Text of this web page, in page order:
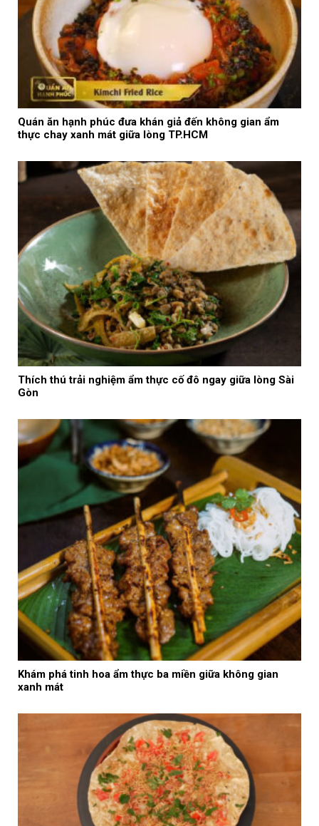
Quán ăn hạnh phúc đưa khán giả đến không gian ẩm
thực chay xanh mát giữa lòng TP.HCM
Thích thú trải nghiệm ẩm thực cố đô ngay giữa lòng Sài
Gòn
Khám phá tinh hoa ẩm thực ba miền giữa không gian
xanh mát